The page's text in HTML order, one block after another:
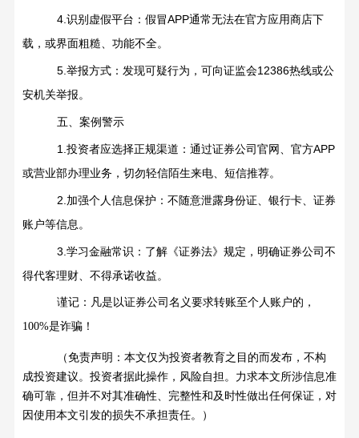
4. 识别虚假平台：假冒APP通常无法在官方应用商店下
载，或界面粗糙、功能不全。
5. 举报方式：发现可疑行为，可向证监会12386热线或公
安机关举报。
五、案例警示
1. 投资者应选择正规渠道：通过证券公司官网、官方APP
或营业部办理业务，切勿轻信陌生来电、短信推荐。
2. 加强个人信息保护：不随意泄露身份证、银行卡、证券
账户等信息。
3. 学习金融常识：了解《证券法》规定，明确证券公司不
得代客理财、不得承诺收益。
谨记：凡是以证券公司名义要求转账至个人账户的，
100%是诈骗！
（免责声明：本文仅为投资者教育之目的而发布，不构
成投资建议。投资者据此操作，风险自担。力求本文所涉信息准
确可靠，但并不对其准确性、完整性和及时性做出任何保证，对
因使用本文引发的损失不承担责任。）